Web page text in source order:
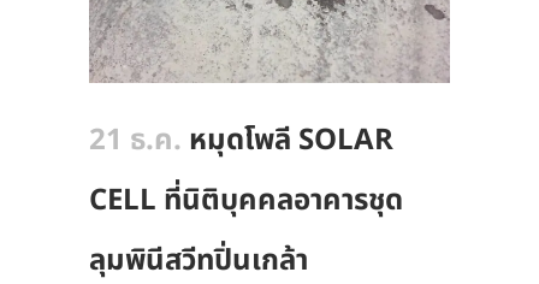
21 ธ.ค. หมุดโพลี SOLAR
CELL ที่นิติบุคคลอาคารชุด
ลุมพินีสวีทปิ่นเกล้า